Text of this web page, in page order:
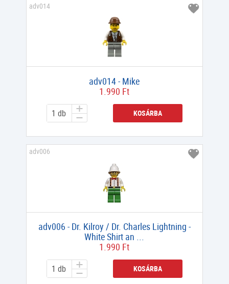
adv014 - Mike
1.990 Ft
KOSÁRBA
adv014
adv006 - Dr. Kilroy / Dr. Charles Lightning -
White Shirt an ...
1.990 Ft
KOSÁRBA
adv006